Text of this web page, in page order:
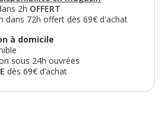
2h OFFERT
dans 72h offert dès 69€ d'achat
à domicile
sous 24h ouvrées
dès 69€ d’achat